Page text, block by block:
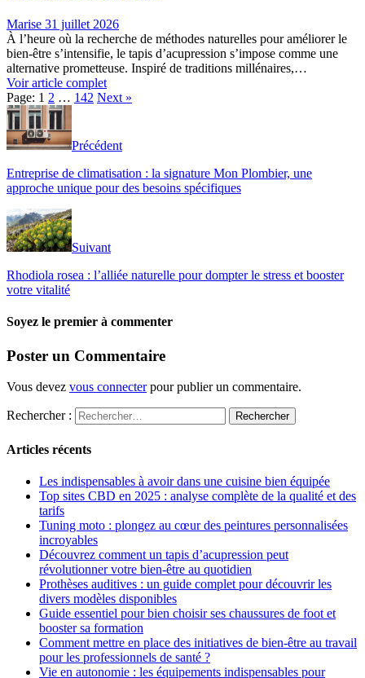
Marise 31 juillet 2026
À l’heure où la recherche de méthodes naturelles pour améliorer le
bien-être s’intensifie, le tapis d’acupression s’impose comme une
alternative prometteuse. Inspiré de traditions millénaires,…
Voir article complet
Page: 1 2 … 142 Next »
Précédent
Entreprise de climatisation : la signature Mon Plombier, une
approche unique pour des besoins spécifiques
Suivant
Rhodiola rosea : l’alliée naturelle pour dompter le stress et booster
votre vitalité
Soyez le premier à commenter
Poster un Commentaire
Vous devez vous connecterpour publier un commentaire.
Rechercher :
Articles récents
Les indispensables à avoir dans une cuisine bien équipée
Top sites CBD en 2025 : analyse complète de la qualité et des
tarifs
Tuning moto : plongez au cœur des peintures personnalisées
incroyables
Découvrez comment un tapis d’acupression peut
révolutionner votre bien-être au quotidien
Prothèses auditives : un guide complet pour découvrir les
divers modèles disponibles
Guide essentiel pour bien choisir ses chaussures de foot et
booster sa formation
Comment mettre en place des initiatives de bien-être au travail
pour les professionnels de santé ?
Vie en autonomie : les équipements indispensables pour